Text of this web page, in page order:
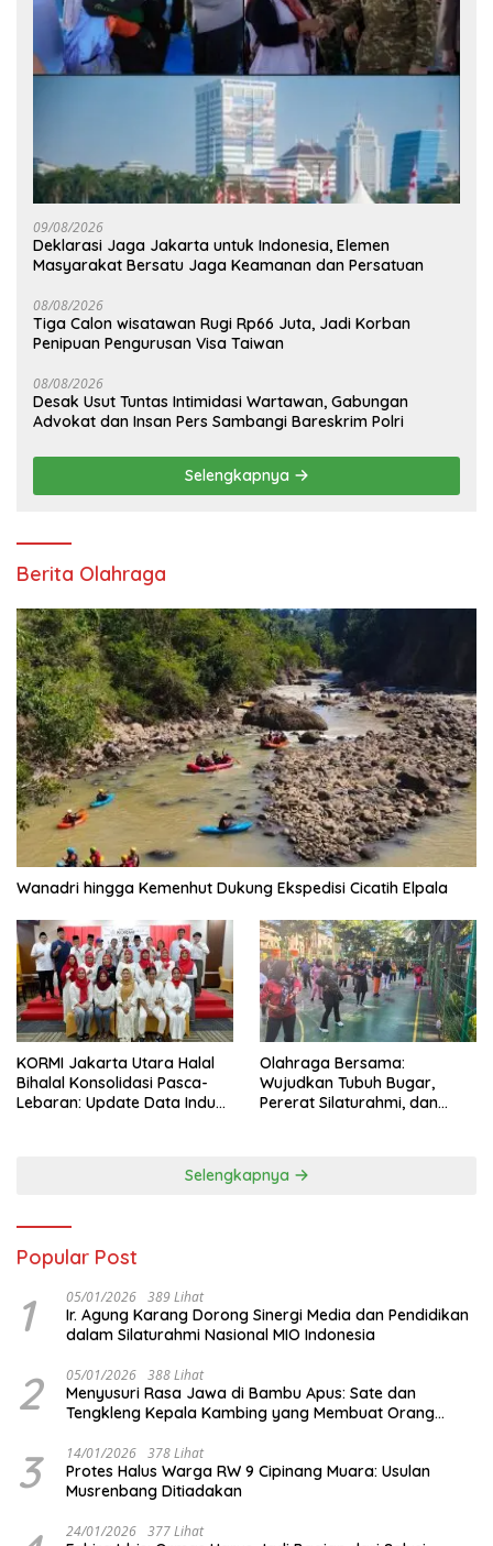
09/08/2026
Deklarasi Jaga Jakarta untuk Indonesia, Elemen
Masyarakat Bersatu Jaga Keamanan dan Persatuan
08/08/2026
Tiga Calon wisatawan Rugi Rp66 Juta, Jadi Korban
Penipuan Pengurusan Visa Taiwan
08/08/2026
Desak Usut Tuntas Intimidasi Wartawan, Gabungan
Advokat dan Insan Pers Sambangi Bareskrim Polri
Selengkapnya
Berita Olahraga
Wanadri hingga Kemenhut Dukung Ekspedisi Cicatih Elpala
KORMI Jakarta Utara Halal
Bihalal Konsolidasi Pasca-
Lebaran: Update Data Induk
Olahraga Bersama:
Wujudkan Tubuh Bugar,
Pererat Silaturahmi, dan
Selengkapnya
Popular Post
1 05/01/2026 389 Lihat
Ir. Agung Karang Dorong Sinergi Media dan Pendidikan
dalam Silaturahmi Nasional MIO Indonesia
2 05/01/2026 388 Lihat
Menyusuri Rasa Jawa di Bambu Apus: Sate dan
Tengkleng Kepala Kambing yang Membuat Orang
3 14/01/2026 378 Lihat
Protes Halus Warga RW 9 Cipinang Muara: Usulan
Musrenbang Ditiadakan
24/01/2026 377 Lihat